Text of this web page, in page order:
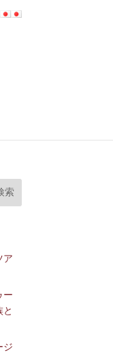
ア
ー
ジ